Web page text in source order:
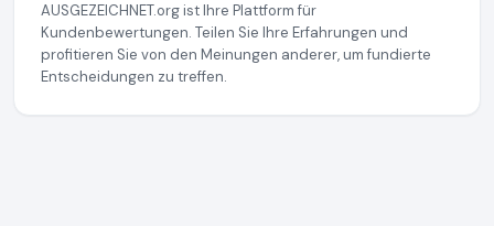
AUSGEZEICHNET.org ist Ihre Plattform für
Kundenbewertungen. Teilen Sie Ihre Erfahrungen und
profitieren Sie von den Meinungen anderer, um fundierte
Entscheidungen zu treffen.